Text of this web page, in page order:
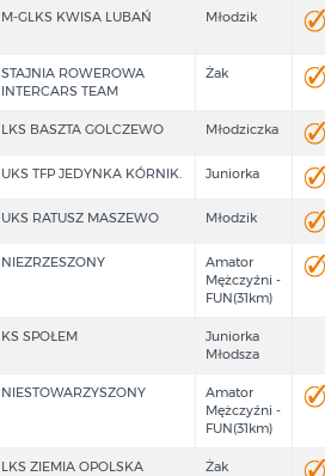
M-GLKS KWISA LUBAŃ Młodzik
STAJNIA ROWEROWA
INTERCARS TEAM
Żak
LKS BASZTA GOLCZEWO Młodziczka
UKS TFP JEDYNKA KÓRNIK. Juniorka
UKS RATUSZ MASZEWO Młodzik
NIEZRZESZONY
Amator
Mężczyźni -
FUN(31km)
KS SPOŁEM
Juniorka
Młodsza
NIESTOWARZYSZONY
Amator
Mężczyźni -
FUN(31km)
LKS ZIEMIA OPOLSKA Żak